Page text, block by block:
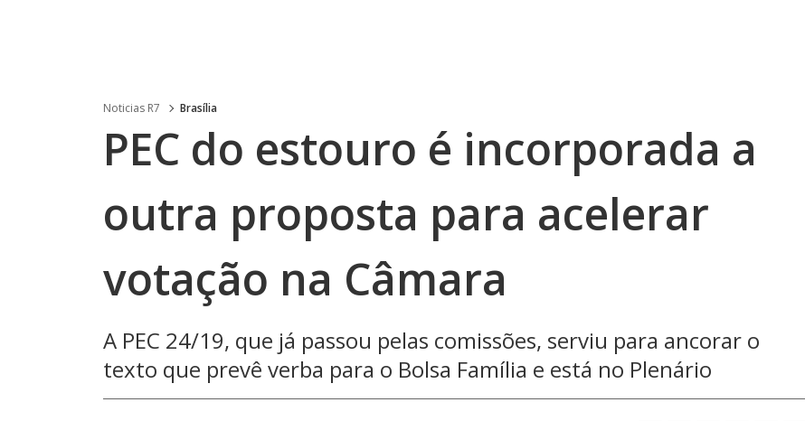
Noticias R7 Brasília
PEC do estouro é incorporada a
outra proposta para acelerar
votação na Câmara
A PEC 24/19, que já passou pelas comissões, serviu para ancorar o
texto que prevê verba para o Bolsa Família e está no Plenário